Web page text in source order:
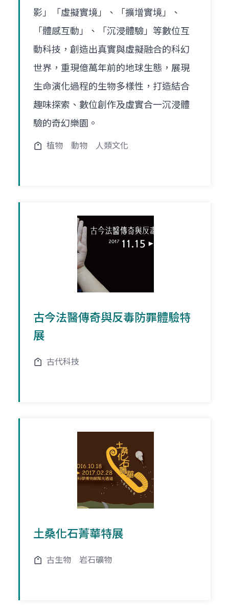
影」「虛擬實境」、「擴增實境」、
「體感互動」、「沉浸體驗」等數位互
動科技，創造出真實與虛擬融合的科幻
世界，重現億萬年前的地球生態，展現
生命演化過程的生物多樣性，打造結合
趣味探索、數位創作及虛實合一沉浸體
驗的奇幻樂園。
植物 動物 人類文化
古今法醫傳奇與反毒防罪體驗特
展
古代科技
土桑化石菁華特展
古生物 岩石礦物